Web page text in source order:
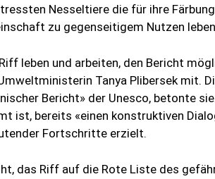
Nesseltiere die für ihre
zu gegenseitigem Nutzen
leben und arbeiten, den Bericht
Tanya Plibersek mit.
Bericht» der Unesco, betonte
ist, bereits «einen konstruktiven
Fortschritte erzielt.
das Riff auf die Rote Liste des